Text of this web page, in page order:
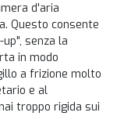
d'aria
Questo consente
senza la
in modo
a frizione molto
e al
troppo rigida sui